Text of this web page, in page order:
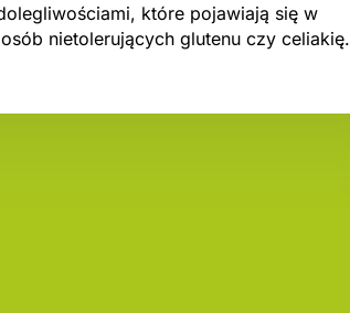
które pojawiają się w
nietolerujących glutenu czy celiakię.